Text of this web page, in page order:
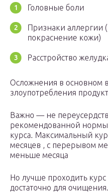
Головные боли
Признаки аллергии
покраснение кожи)
Расстройство
Осложнения в основном
злоупотребления
Важно — не
рекомендованной
курса. Максимальный
месяцев , с перерывом
меньше месяца
Но лучше проходить курс
достаточно для очищения.